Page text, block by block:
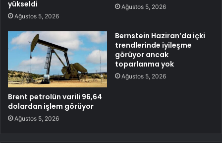
yükseldi
Ağustos 5, 2026
Ağustos 5, 2026
Brent petrolün varili 96,64
dolardan işlem görüyor
Ağustos 5, 2026
Bernstein Haziran’da içki
trendlerinde iyileşme
görüyor ancak
toparlanma yok
Ağustos 5, 2026